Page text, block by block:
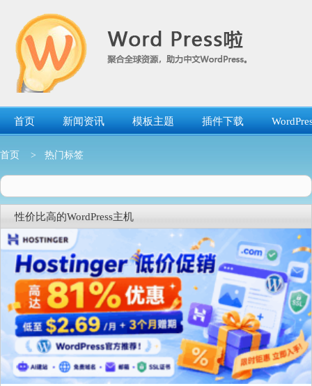
首页 新闻资讯 模板主题 插件下载
首页 > 热门标签
性价比高的WordPress主机